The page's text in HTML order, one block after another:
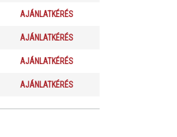
AJÁNLATKÉRÉS
AJÁNLATKÉRÉS
AJÁNLATKÉRÉS
AJÁNLATKÉRÉS